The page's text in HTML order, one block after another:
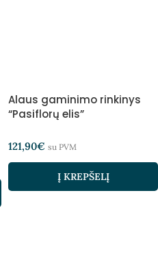
Alaus gaminimo rinkinys
“Pasiflorų elis”
121,90€ su PVM
Į KREPŠELĮ